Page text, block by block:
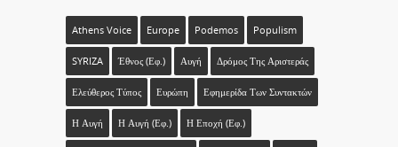
Athens Voice Europe Podemos Populism
SYRIZA Έθνος (εφ.) Αυγή Δρόμος Της Αριστεράς
Ελεύθερος Τύπος Ευρώπη Εφημερίδα Των Συντακτών
Η Αυγή Η Αυγή (εφ.) Η Εποχή (εφ.)